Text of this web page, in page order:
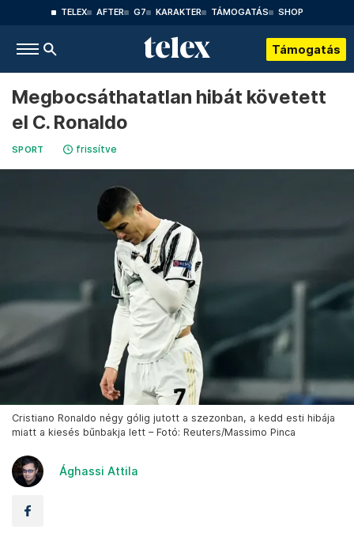
TELEX AFTER G7 KARAKTER TÁMOGATÁS SHOP
Támogatás
Megbocsáthatatlan hibát követett
el C. Ronaldo
SPORT frissítve
Cristiano Ronaldo négy gólig jutott a szezonban, a kedd esti hibája
miatt a kiesés bűnbakja lett – Fotó: Reuters/Massimo Pinca
Ághassi Attila